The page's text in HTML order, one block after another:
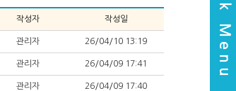
작성자 작성일
관리자 26/04/10 13:19
관리자 26/04/09 17:41
관리자 26/04/09 17:40